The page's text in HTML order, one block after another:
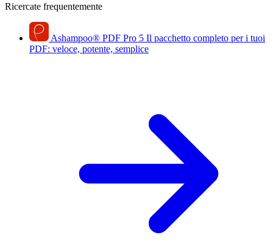
Ricercate frequentemente
Ashampoo® PDF Pro 5 Il pacchetto completo per i tuoi
PDF: veloce, potente, semplice